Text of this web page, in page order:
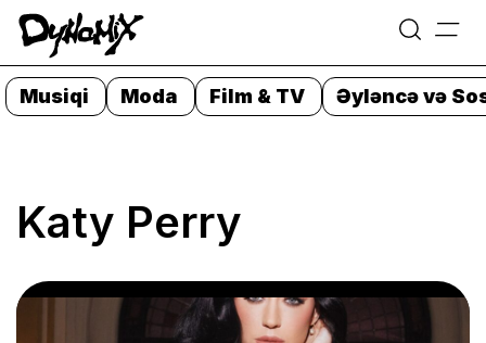
Skip
to
content
=
Musiqi Moda Film & TV Əyləncə və
Katy Perry